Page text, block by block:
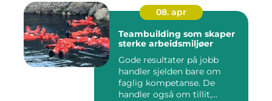
08. apr
Teambuilding som skaper
sterke arbeidsmiljøer
Gode resultater på jobb
handler sjelden bare om
faglig kompetanse. De
handler også om tillit,